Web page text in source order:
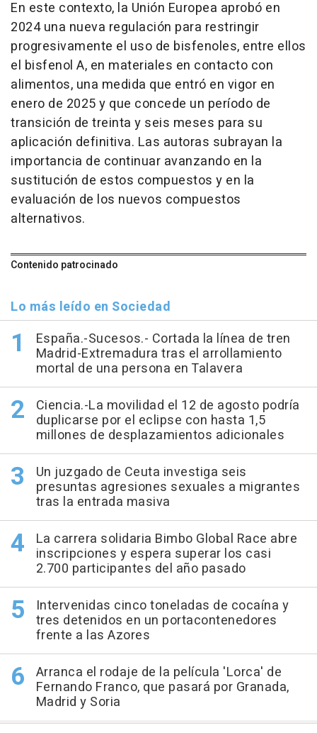
En este contexto, la Unión Europea aprobó en
2024 una nueva regulación para restringir
progresivamente el uso de bisfenoles, entre ellos
el bisfenol A, en materiales en contacto con
alimentos, una medida que entró en vigor en
enero de 2025 y que concede un período de
transición de treinta y seis meses para su
aplicación definitiva. Las autoras subrayan la
importancia de continuar avanzando en la
sustitución de estos compuestos y en la
evaluación de los nuevos compuestos
alternativos.
Contenido patrocinado
Lo más leído en Sociedad
España.-Sucesos.- Cortada la línea de tren
Madrid-Extremadura tras el arrollamiento
mortal de una persona en Talavera
Ciencia.-La movilidad el 12 de agosto podría
duplicarse por el eclipse con hasta 1,5
millones de desplazamientos adicionales
Un juzgado de Ceuta investiga seis
presuntas agresiones sexuales a migrantes
tras la entrada masiva
La carrera solidaria Bimbo Global Race abre
inscripciones y espera superar los casi
2.700 participantes del año pasado
Intervenidas cinco toneladas de cocaína y
tres detenidos en un portacontenedores
frente a las Azores
Arranca el rodaje de la película 'Lorca' de
Fernando Franco, que pasará por Granada,
Madrid y Soria